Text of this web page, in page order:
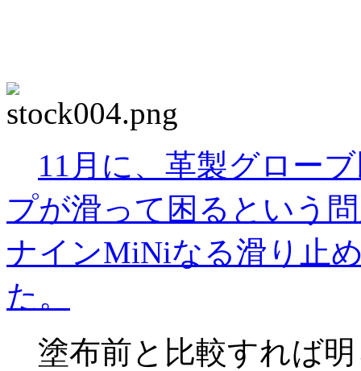
11月に、革製グロー
プが滑って困るという
ナインMiNiなる滑り止
た。
塗布前と比較すれば